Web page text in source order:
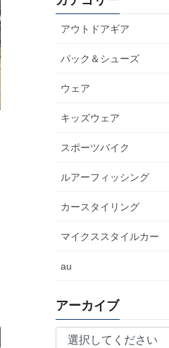
アウトドアギア
パック＆シューズ
ウェア
キッズウェア
スポーツバイク
ルアーフィッシング
カースタイリング
マイクススタイルカー
au
アーカイブ